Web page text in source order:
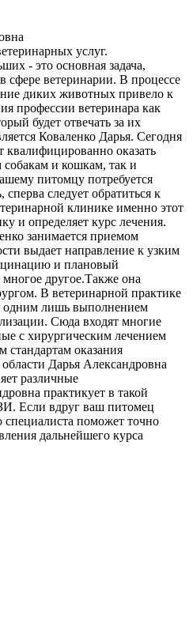
услуг.
- это основная задача,
сфере ветеринарии. В процессе
диких животных привело к
профессии ветеринара как
будет отвечать за их
Коваленко Дарья. Сегодня
оказать
и кошкам, так и
питомцу потребуется
следует обратиться к
клинике именно этот
и определяет курс лечения.
занимается приемом
выдает направление к узким
и плановый
другое.Также она
В ветеринарной практике
одним лишь выполнением
Сюда входят многие
с хирургическим лечением
оказания
Дарья Александровна
различные
практикует в такой
Если вдруг ваш питомец
специалиста поможет точно
дальнейшего курса